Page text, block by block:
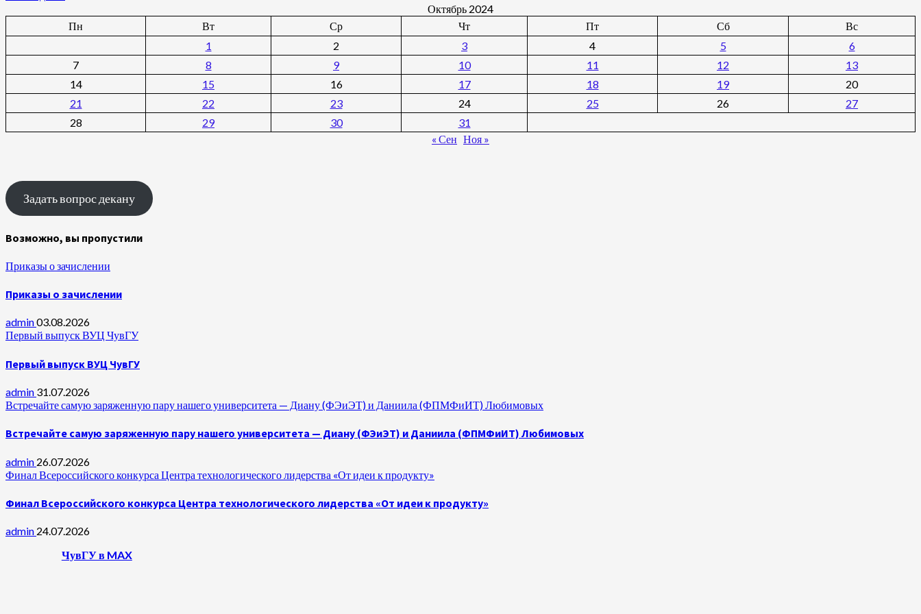
Октябрь 2024
Пн
Вт Ср Чт Пт Сб
Вс
1
2 3 4 5
6
7
8 9 10 11 12
13
14
15 16 17 18 19
20
21
22 23 24 25 26
27
28
29 30
31
« Сен Ноя »
Задать вопрос декану
Возможно, вы пропустили
Приказы о зачислении
Приказы о зачислении
admin03.08.2026
Первый выпуск ВУЦ ЧувГУ
Первый выпуск ВУЦ ЧувГУ
admin 31.07.2026
Встречайте самую заряженную пару нашего университета — Диану (ФЭиЭТ) и Даниила (ФПМФиИТ) Любимовых
Встречайте самую заряженную пару нашего университета — Диану (ФЭиЭТ) и Даниила (ФПМФиИТ) Любимовых
admin 26.07.2026
Финал Всероссийского конкурса Центра технологического лидерства «От идеи к продукту»
Финал Всероссийского конкурса Центра технологического лидерства «От идеи к продукту»
admin 24.07.2026
ЧувГУ в MAX